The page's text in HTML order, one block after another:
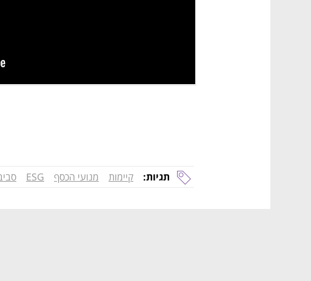
תגיות: קיימות מנועי הכסף ESG